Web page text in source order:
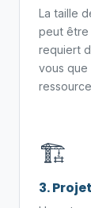
La taille
peut être
requiert
vous que
🏗️
3.